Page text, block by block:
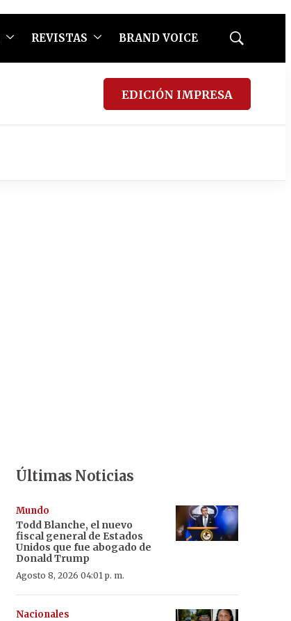
REVISTAS BRAND VOICE
Mostrar
EDICIÓN IMPRESA
Últimas Noticias
Mundo
Todd Blanche, el nuevo
fiscal general de Estados
Unidos que fue abogado de
Donald Trump
Agosto 8, 2026 04:01 p. m.
Nacionales